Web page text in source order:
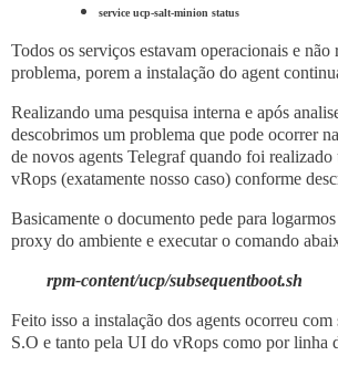
service ucp-salt-minion status
Todos os serviços estavam operacionais e
problema, porem a instalação do agent
Realizando uma pesquisa interna e após
descobrimos um problema que pode ocorrer
de novos agents Telegraf quando foi
vRops (exatamente nosso caso) conforme
Basicamente o documento pede para
proxy do ambiente e executar o comando
rpm-content/ucp/subsequentboot.sh
Feito isso a instalação dos agents ocorreu com
S.O e tanto pela UI do vRops como por linha